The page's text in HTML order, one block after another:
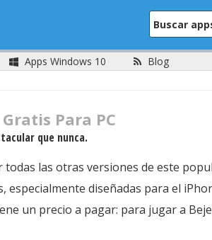
Apps Windows 10 Blog
Gratis Para PC
que nunca.
las otras versiones de este
diseñadas para el
un precio a pagar: para jugar a